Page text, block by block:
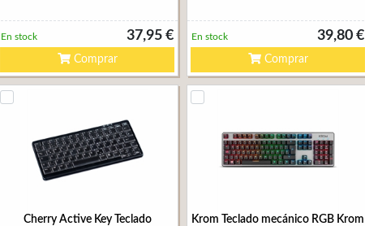
37,95 €
En stock
Comprar
39,80 €
En stock
Comprar
Cherry Active Key Teclado
Krom Teclado mecánico RGB Krom